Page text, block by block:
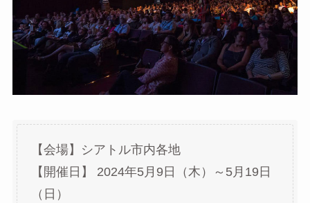
【会場】シアトル市内各地
【開催日】 2024年5月9日（木）～5月19日
（日）